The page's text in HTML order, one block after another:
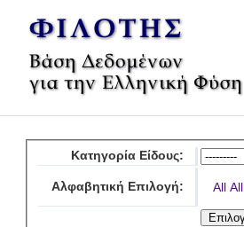
Κατηγορία Είδους:
Αλφαβητική Επιλογή: All All